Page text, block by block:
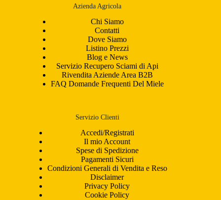
Azienda Agricola
Chi Siamo
Contatti
Dove Siamo
Listino Prezzi
Blog e News
Servizio Recupero Sciami di Api
Rivendita Aziende Area B2B
FAQ Domande Frequenti Del Miele
Servizio Clienti
Accedi/Registrati
Il mio Account
Spese di Spedizione
Pagamenti Sicuri
Condizioni Generali di Vendita e Reso
Disclaimer
Privacy Policy
Cookie Policy